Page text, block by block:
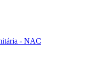
- NAC